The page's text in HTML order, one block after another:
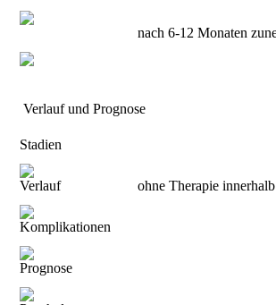
nach 6-12 Monaten
Verlauf und Prognose
Stadien
Verlauf ohne Therapie
Komplikationen
Prognose